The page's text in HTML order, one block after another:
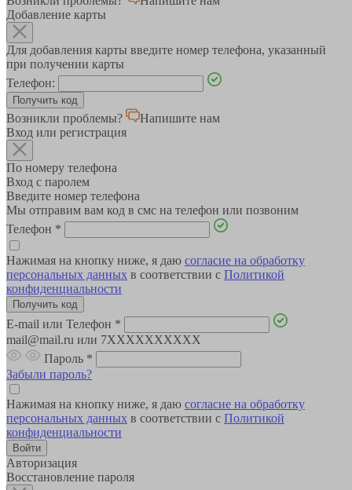
Добавление карты
Для добавления карты введите номер телефона, указанный
при получении карты
Телефон:
Возникли проблемы?
Напишите нам
Вход или регистрация
По номеру телефона
Вход с паролем
Введите номер телефона
Мы отправим вам код в смс на телефон или позвоним
Телефон *
Нажимая на кнопку ниже, я даю согласие на обработку
персональных данных в соответствии с Политикой
конфиденциальности
E-mail или Телефон *
mail@mail.ru или 7XXXXXXXXXX
Пароль *
Забыли пароль?
Нажимая на кнопку ниже, я даю согласие на обработку
персональных данных в соответствии с Политикой
конфиденциальности
Авторизация
Восстановление пароля